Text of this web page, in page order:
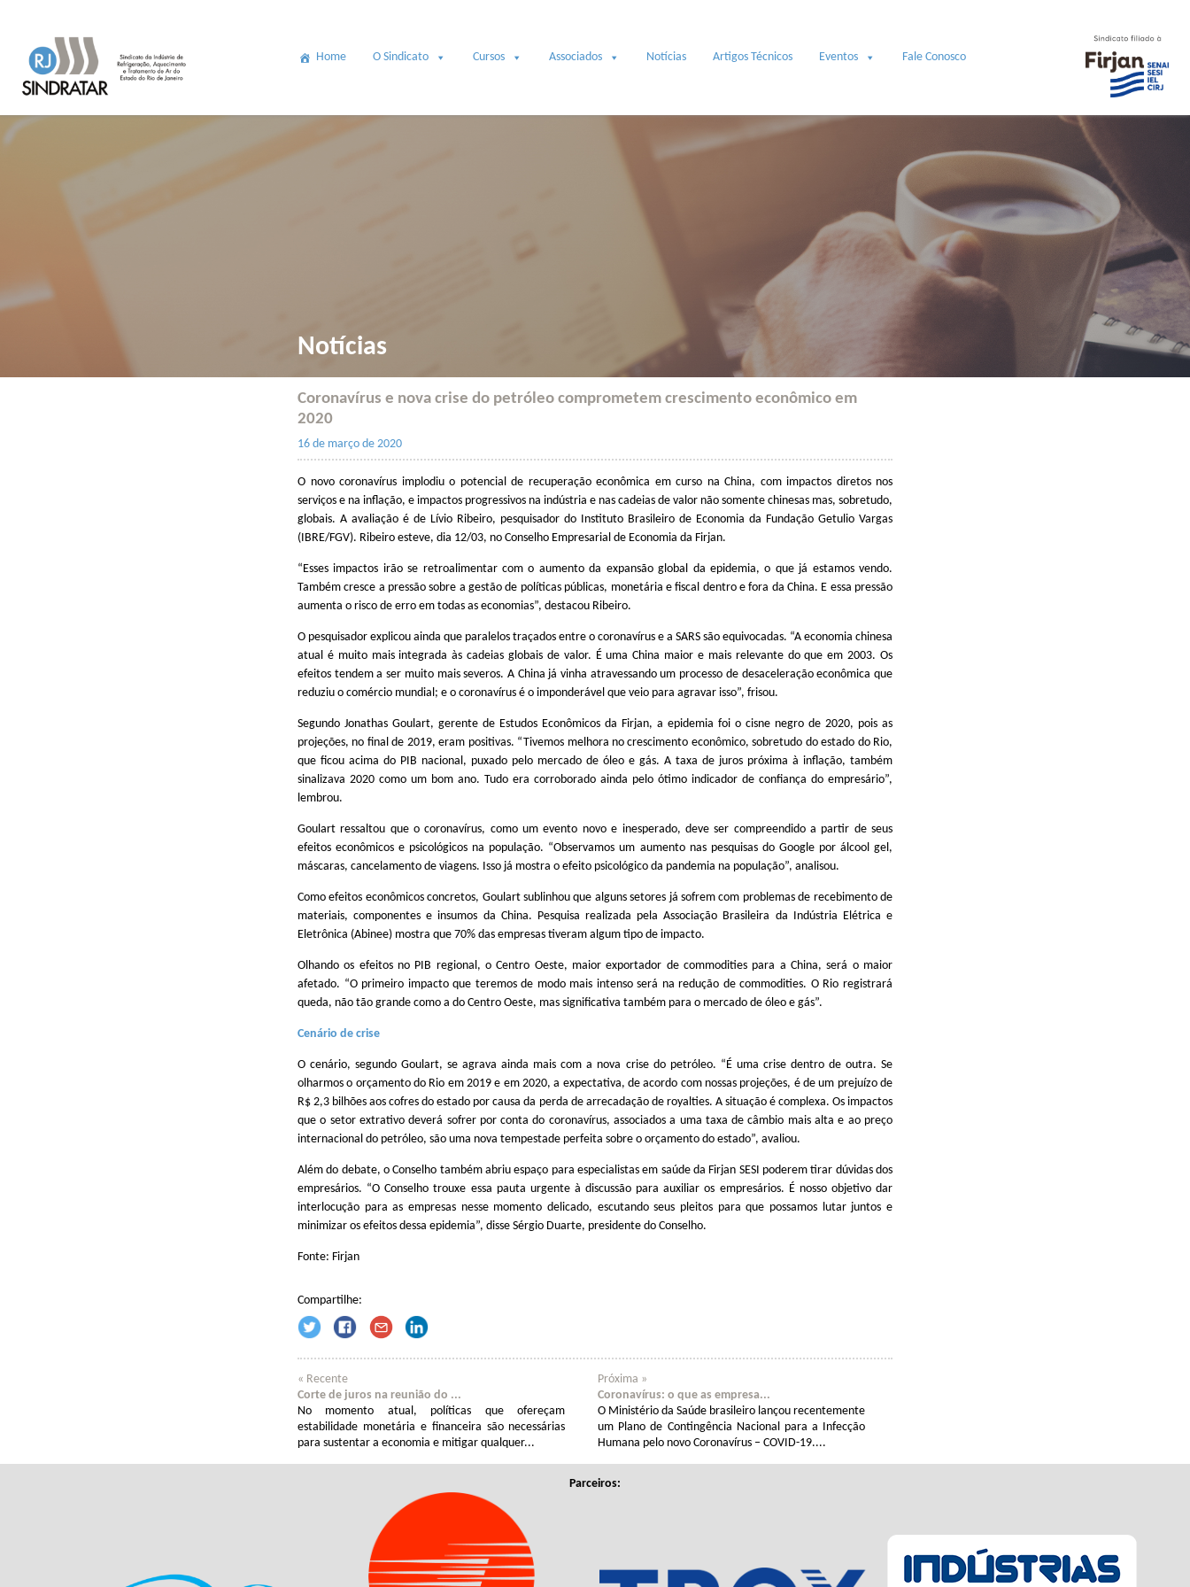
Home O Sindicato Cursos Associados Notícias Artigos Técnicos Eventos Fale Conosco
Notícias
Coronavírus e nova crise do petróleo comprometem crescimento econômico em
2020
16 de março de 2020
O novo coronavírus implodiu o potencial de recuperação econômica em curso na China, com impactos diretos nos
serviços e na inflação, e impactos progressivos na indústria e nas cadeias de valor não somente chinesas mas, sobretudo,
globais. A avaliação é de Lívio Ribeiro, pesquisador do Instituto Brasileiro de Economia da Fundação Getulio Vargas
(IBRE/FGV). Ribeiro esteve, dia 12/03, no Conselho Empresarial de Economia da Firjan.
“Esses impactos irão se retroalimentar com o aumento da expansão global da epidemia, o que já estamos vendo.
Também cresce a pressão sobre a gestão de políticas públicas, monetária e fiscal dentro e fora da China. E essa pressão
aumenta o risco de erro em todas as economias”, destacou Ribeiro.
O pesquisador explicou ainda que paralelos traçados entre o coronavírus e a SARS são equivocadas. “A economia chinesa
atual é muito mais integrada às cadeias globais de valor. É uma China maior e mais relevante do que em 2003. Os
efeitos tendem a ser muito mais severos. A China já vinha atravessando um processo de desaceleração econômica que
reduziu o comércio mundial; e o coronavírus é o imponderável que veio para agravar isso”, frisou.
Segundo Jonathas Goulart, gerente de Estudos Econômicos da Firjan, a epidemia foi o cisne negro de 2020, pois as
projeções, no final de 2019, eram positivas. “Tivemos melhora no crescimento econômico, sobretudo do estado do Rio,
que ficou acima do PIB nacional, puxado pelo mercado de óleo e gás. A taxa de juros próxima à inflação, também
sinalizava 2020 como um bom ano. Tudo era corroborado ainda pelo ótimo indicador de confiança do empresário”,
lembrou.
Goulart ressaltou que o coronavírus, como um evento novo e inesperado, deve ser compreendido a partir de seus
efeitos econômicos e psicológicos na população. “Observamos um aumento nas pesquisas do Google por álcool gel,
máscaras, cancelamento de viagens. Isso já mostra o efeito psicológico da pandemia na população”, analisou.
Como efeitos econômicos concretos, Goulart sublinhou que alguns setores já sofrem com problemas de recebimento de
materiais, componentes e insumos da China. Pesquisa realizada pela Associação Brasileira da Indústria Elétrica e
Eletrônica (Abinee) mostra que 70% das empresas tiveram algum tipo de impacto.
Olhando os efeitos no PIB regional, o Centro Oeste, maior exportador de commodities para a China, será o maior
afetado. “O primeiro impacto que teremos de modo mais intenso será na redução de commodities. O Rio registrará
queda, não tão grande como a do Centro Oeste, mas significativa também para o mercado de óleo e gás”.
Cenário de crise
O cenário, segundo Goulart, se agrava ainda mais com a nova crise do petróleo. “É uma crise dentro de outra. Se
olharmos o orçamento do Rio em 2019 e em 2020, a expectativa, de acordo com nossas projeções, é de um prejuízo de
R$ 2,3 bilhões aos cofres do estado por causa da perda de arrecadação de royalties. A situação é complexa. Os impactos
que o setor extrativo deverá sofrer por conta do coronavírus, associados a uma taxa de câmbio mais alta e ao preço
internacional do petróleo, são uma nova tempestade perfeita sobre o orçamento do estado”, avaliou.
Além do debate, o Conselho também abriu espaço para especialistas em saúde da Firjan SESI poderem tirar dúvidas dos
empresários. “O Conselho trouxe essa pauta urgente à discussão para auxiliar os empresários. É nosso objetivo dar
interlocução para as empresas nesse momento delicado, escutando seus pleitos para que possamos lutar juntos e
minimizar os efeitos dessa epidemia”, disse Sérgio Duarte, presidente do Conselho.
Fonte: Firjan
Compartilhe:
« Recente
Corte de juros na reunião do ...
No momento atual, políticas que ofereçam
estabilidade monetária e financeira são necessárias
para sustentar a economia e mitigar qualquer...
Próxima »
Coronavírus: o que as empresa...
O Ministério da Saúde brasileiro lançou recentemente
um Plano de Contingência Nacional para a Infecção
Humana pelo novo Coronavírus – COVID-19....
Parceiros: